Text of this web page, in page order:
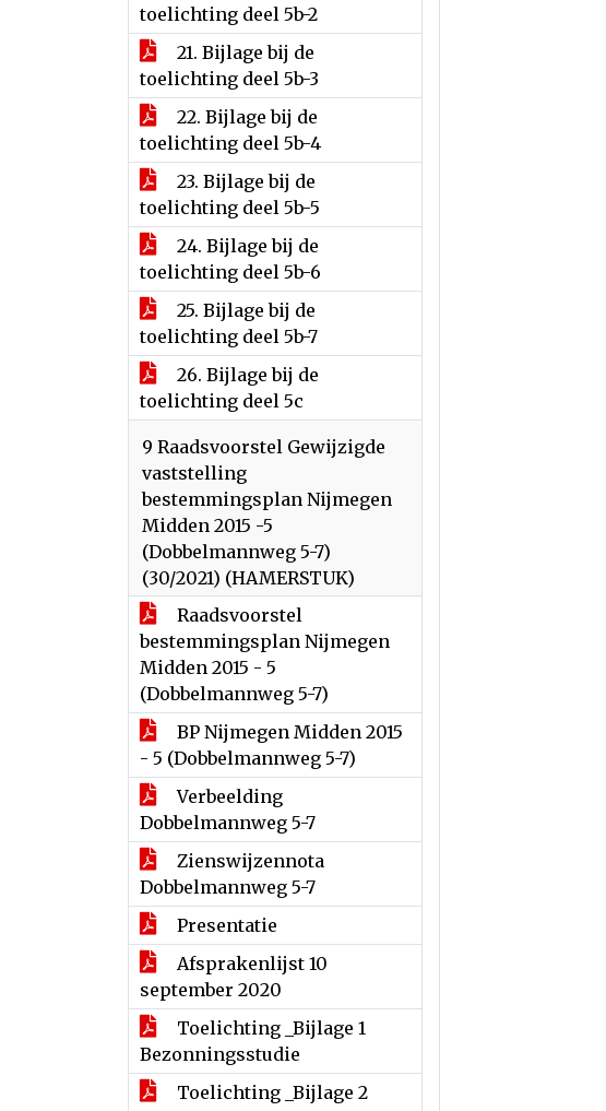
toelichting deel 5b-2
21. Bijlage bij de
toelichting deel 5b-3
22. Bijlage bij de
toelichting deel 5b-4
23. Bijlage bij de
toelichting deel 5b-5
24. Bijlage bij de
toelichting deel 5b-6
25. Bijlage bij de
toelichting deel 5b-7
26. Bijlage bij de
toelichting deel 5c
9 Raadsvoorstel Gewijzigde
vaststelling
bestemmingsplan Nijmegen
Midden 2015 -5
(Dobbelmannweg 5-7)
(30/2021) (HAMERSTUK)
Raadsvoorstel
bestemmingsplan Nijmegen
Midden 2015 - 5
(Dobbelmannweg 5-7)
BP Nijmegen Midden 2015
- 5 (Dobbelmannweg 5-7)
Verbeelding
Dobbelmannweg 5-7
Zienswijzennota
Dobbelmannweg 5-7
Presentatie
Afsprakenlijst 10
september 2020
Toelichting _Bijlage 1
Bezonningsstudie
Toelichting _Bijlage 2